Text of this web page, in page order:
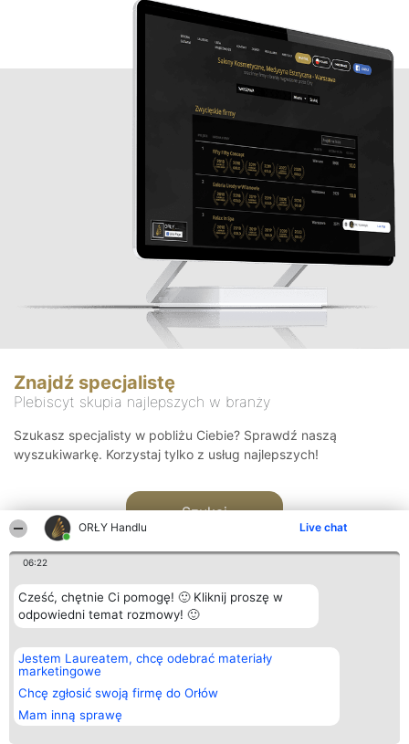
ORŁY Handlu Live chat
06:22
Cześć, chętnie Ci pomogę! 🙂 Kliknij proszę w
odpowiedni temat rozmowy! 🙂
Jestem Laureatem, chcę odebrać materiały
marketingowe
Chcę zgłosić swoją firmę do Orłów
Mam inną sprawę
Znajdź specjalistę
Plebiscyt skupia najlepszych w branży
Szukasz specjalisty w pobliżu Ciebie? Sprawdź naszą
wyszukiwarkę. Korzystaj tylko z usług najlepszych!
Szukaj
Organizator plebiscytu
Bright Side Solutions sp. z o.
o. sp. k.
ul. Ruska 22
Wrocław 50-079
KRS 0000749100 | Regon
381313360 | NIP 8943132676
Plebiscyt
Laureaci
wszystkich
Laureatów
Regulamin
Kontakt
Kontakt